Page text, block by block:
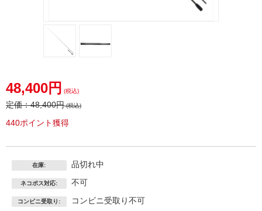
48,400円 (税込)
定価：48,400円(税込)
440ポイント獲得
在庫: 品切れ中
ネコポス対応: 不可
コンビニ受取り: コンビニ受取り不可